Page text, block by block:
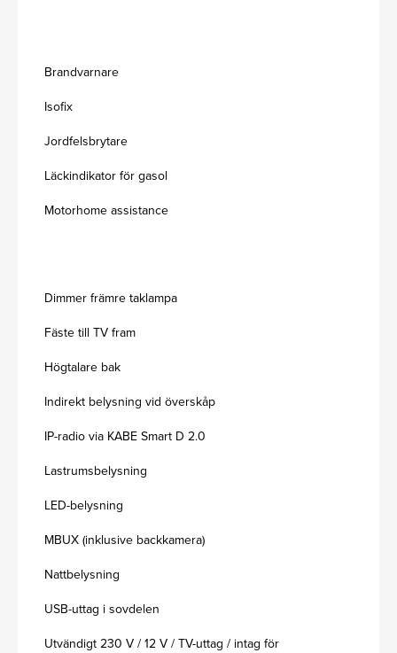
Brandvarnare
Isofix
Jordfelsbrytare
Läckindikator för gasol
Motorhome assistance
Dimmer främre taklampa
Fäste till TV fram
Högtalare bak
Indirekt belysning vid överskåp
IP-radio via KABE Smart D 2.0
Lastrumsbelysning
LED-belysning
MBUX (inklusive backkamera)
Nattbelysning
USB-uttag i sovdelen
Utvändigt 230 V / 12 V / TV-uttag / intag för